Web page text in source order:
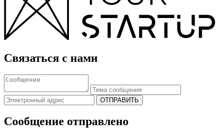
Связаться с нами
ОТПРАВИТЬ
Сообщение отправлено